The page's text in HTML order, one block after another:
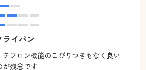
ライパン
テフロン機能のこびりつきもなく良い
が残念です